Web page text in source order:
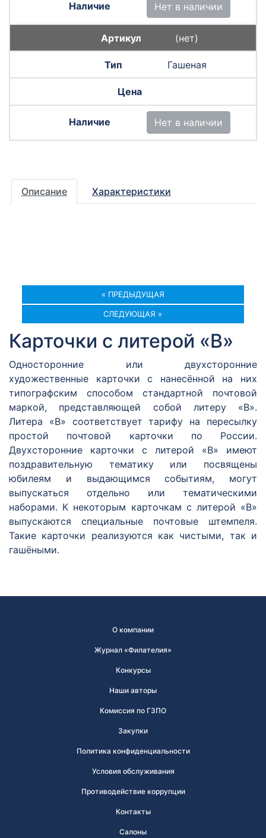
Нет в наличии
(нет)
Гашеная
Нет в наличии
Описание Характеристики
« ПРЕДЫДУЩАЯ
СЛЕДУЮЩАЯ »
Карточки с литерой «В»
Односторонние или двухсторонние
художественные карточки с нанесённой на них
типографским способом стандартной почтовой
маркой, представляющей собой литеру «В».
Литера «В» соответствует тарифу на пересылку
простой почтовой карточки по России.
Двухсторонние карточки с литерой «В» имеют
поздравительную тематику или посвящены
юбилеям и выдающимся событиям, могут
выпускаться отдельно или тематическими
наборами. К некоторым карточкам с литерой «В»
выпускаются специальные почтовые штемпеля.
Такие карточки реализуются как чистыми, так и
гашёными.
О компании
Журнал «Филателия»
Конкурсы
Наши авторы
Комиссия по ГЗПО
Закупки
Политика конфиденциальности
Условия обслуживания
Противодействие коррупции
Контакты
Салоны